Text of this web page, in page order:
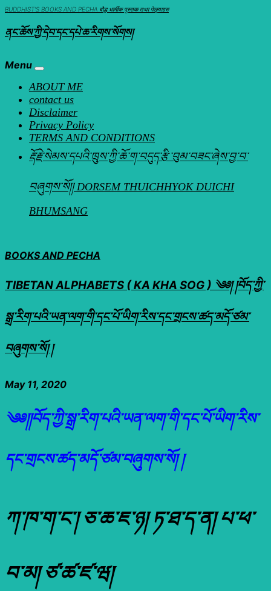
Skip
content
BUDDHIST'S BOOKS AND PECHA बौद्ध धार्मीक पुस्तक तथा पेछ्याहरु
ནང་ཆོས་ཀྱི་དེབ་དང་དཔེ་ཆ་རིགས་སོགས།
Menu
ABOUT ME
contact us
Disclaimer
Privacy Policy
TERMS AND CONDITIONS
རྡོ་རྗེ་སེམས་དཔའི་ཁྲུས་ཀྱི་ཆོ་ག་བདུད་རྩི་བུམ་བཟང་ཞེས་བྱ་བ་
བཞུགས་སོ།། DORSEM THUICHHYOK DUICHI
BHUMSANG
BOOKS AND PECHA
TIBETAN ALPHABETS ( KA KHA SOG ) ༄༅། །བོད་ཀྱི་
སྒྲ་རིག་པའི་ཡན་ལག་གི་དང་པོ་ཡིག་རིས་དང་གྲངས་ཚད་མདོ་ཙམ་
བཞུགས་སོ། །
May 11, 2020
༄༅།།བོད་ཀྱི་སྒྲ་རིག་པའི་ཡན་ལག་གི་དང་པོ་ཡིག་རིས་
དང་གྲངས་ཚད་མདོ་ཙམ་བཞུགས་སོ། །
ཀ་ཁ་ག་ང་། ཅ་ཆ་ཇ་ཉ། ཏ་ཐ་ད་ན། པ་ཕ་
བ་མ། ཙ་ཚ་ཛ་ཝ།